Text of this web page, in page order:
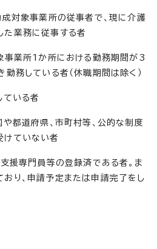
対象事業所の従事者で、現に介護
た業務に従事する者
業所1か所における勤務期間が3
勤務している者（休職期間は除く）
いる者
都道府県、市町村等、公的な制度
けていない者
援専門員等の登録済である者。ま
り、申請予定または申請完了をし